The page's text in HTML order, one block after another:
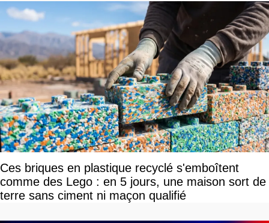
Ces briques en plastique recyclé s'emboîtent
comme des Lego : en 5 jours, une maison sort de
terre sans ciment ni maçon qualifié